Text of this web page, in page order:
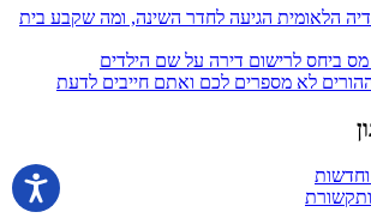
הלאומית הגיעה לחדר השינה, ומה שקבע בית
ביחס לרישום דירה על שם הילדים
לא מספרים לכם ואתם חייבים לדעת
וחדשות
ותקשורת